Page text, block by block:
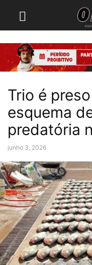
Trio é
esquema
predatória
junho 3, 2026